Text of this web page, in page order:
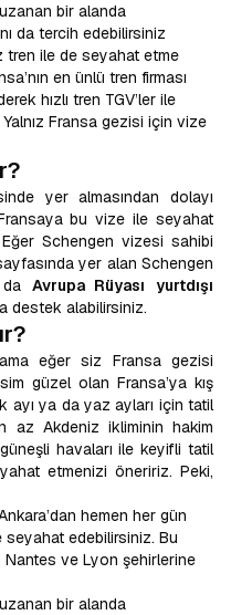
bir alanda
da tercih edebilirsiniz
tren ile de seyahat etme
en ünlü tren firması
hızlı tren TGV’ler ile
Fransa gezisi için vize
yer almasından dolayı
bu vize ile seyahat
Schengen vizesi sahibi
yer alan Schengen
da Avrupa Rüyası
yurtdışı
destek alabilirsiniz.
eğer siz Fransa gezisi
güzel olan Fransa’ya kış
ayı ya da yaz ayları için tatil
az Akdeniz ikliminin hakim
havaları ile keyifli tatil
etmenizi öneririz. Peki,
hemen her gün
seyahat edebilirsiniz. Bu
ve Lyon şehirlerine
bir alanda